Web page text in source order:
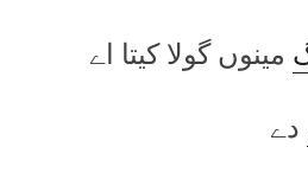
مینوں گولا کیتا اے
دے